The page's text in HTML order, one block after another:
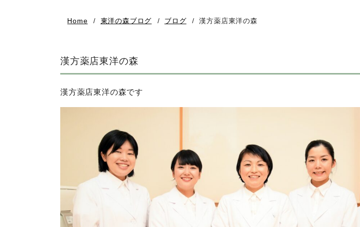
Home 東洋の森ブログ ブログ 漢方薬店東洋の森
漢方薬店東洋の森
漢方薬店東洋の森です